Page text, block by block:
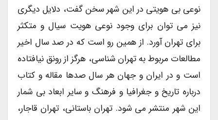
نوعی بی هویتی در این شهر سخن گفت، دلایل دیگری
نیز می توان برای وجود نوعی هویت سیال و متکثر
برای تهران آورد. از همین رو است که در صد سال اخیر
مطالعات مربوط به تهران شناسی، هرگز از رونق نیافتاده
است و در ایران و جهان هر سال صدها مقاله و کتاب
درباره تاریخ و جغرافیا و فرهنگ و سایر ابعاد بی شمار
این شهر منتشر می شود. تهران باستانی، تهران قاجار،